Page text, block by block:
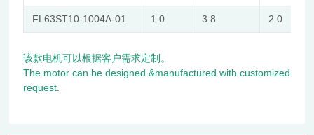
FL63ST10-1004A-01 1.0 3.8 2.0
该款电机可以根据客户需求定制。
The motor can be designed &manufactured with customized
request.